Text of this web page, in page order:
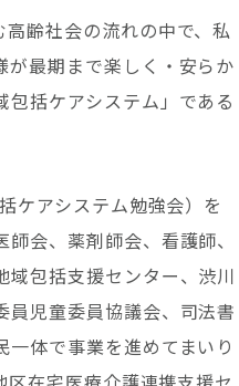
齢社会の流れの中で、私
最期まで楽しく・安らか
括ケアシステム」である
ケアシステム勉強会）を
会、薬剤師会、看護師、
包括支援センター、渋川
児童委員協議会、司法書
体で事業を進めてまいり